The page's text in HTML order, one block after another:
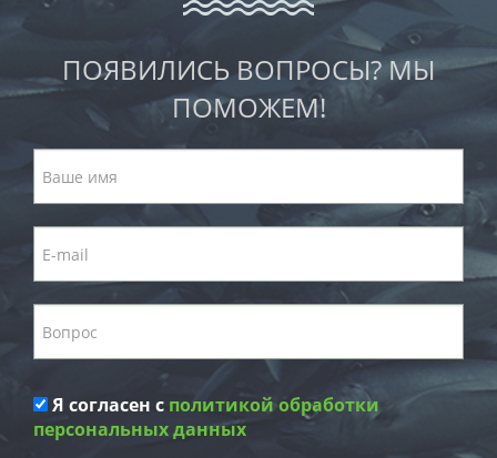
ПОЯВИЛИСЬ ВОПРОСЫ? МЫ
ПОМОЖЕМ!
Я согласен с политикой обработки
персональных данных